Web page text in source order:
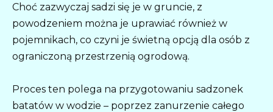
Choć zazwyczaj sadzi się je w gruncie, z
powodzeniem można je uprawiać również w
pojemnikach, co czyni je świetną opcją dla osób z
ograniczoną przestrzenią ogrodową.
Proces ten polega na przygotowaniu sadzonek
batatów w wodzie – poprzez zanurzenie całego